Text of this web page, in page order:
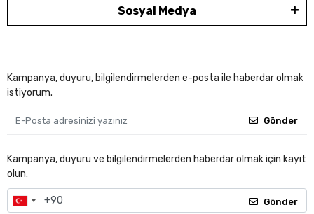
Sosyal Medya
Kampanya, duyuru, bilgilendirmelerden e-posta ile haberdar olmak
istiyorum.
Gönder
Kampanya, duyuru ve bilgilendirmelerden haberdar olmak için kayıt
olun.
Gönder